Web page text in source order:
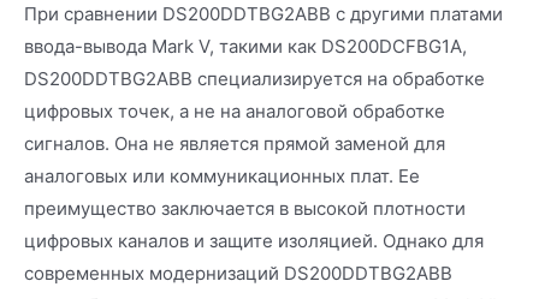
При сравнении DS200DDTBG2ABB с другими платами
ввода-вывода Mark V, такими как DS200DCFBG1A,
DS200DDTBG2ABB специализируется на обработке
цифровых точек, а не на аналоговой обработке
сигналов. Она не является прямой заменой для
аналоговых или коммуникационных плат. Ее
преимущество заключается в высокой плотности
цифровых каналов и защите изоляцией. Однако для
современных модернизаций DS200DDTBG2ABB